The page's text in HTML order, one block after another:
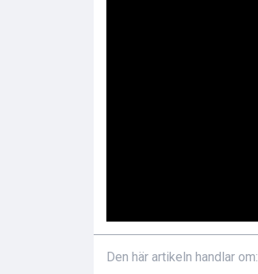
Den här artikeln handlar om: